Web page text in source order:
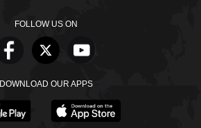
FOLLOW US ON
DOWNLOAD OUR APPS